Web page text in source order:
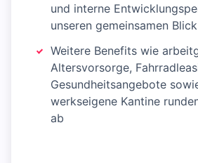
und interne
unseren gemeinsamen
Weitere Benefits wie
Altersvorsorge,
Gesundheitsangebote
werkseigene Kantine
ab